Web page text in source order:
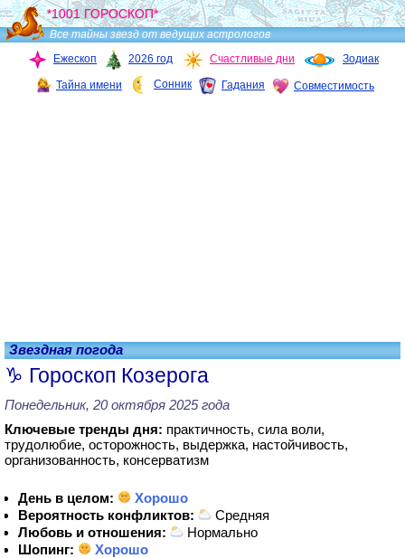
*1001 ГОРОСКОП*
Все тайны звезд от ведущих астрологов
Ежескоп
2026 год Счастливые дни Зодиак
Тайна имени Сонник Гадания Совместимость
Звездная погода
Гороскоп Козерога
Понедельник, 20 октября 2025 года
Ключевые тренды дня: практичность, сила воли,
трудолюбие, осторожность, выдержка, настойчивость,
организованность, консерватизм
День в целом:
Хорошо
Вероятность конфликтов:
Средняя
Любовь и отношения:
Нормально
Шопинг:
Хорошо